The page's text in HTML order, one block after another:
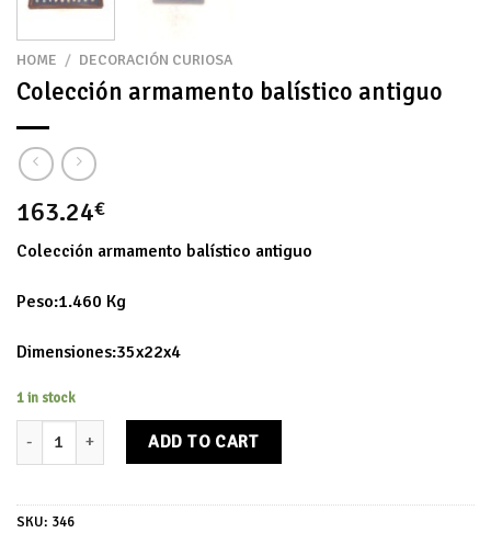
HOME / DECORACIÓN CURIOSA
Colección armamento balístico antiguo
163.24€
Colección armamento balístico antiguo
Peso:1.460 Kg
Dimensiones:35x22x4
1 in stock
Colección armamento balístico antiguo quantity
ADD TO CART
SKU: 346